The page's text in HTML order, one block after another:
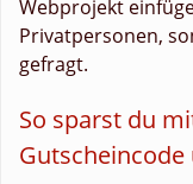
Webprojekt
Privatpersonen,
gefragt.
So sparst du